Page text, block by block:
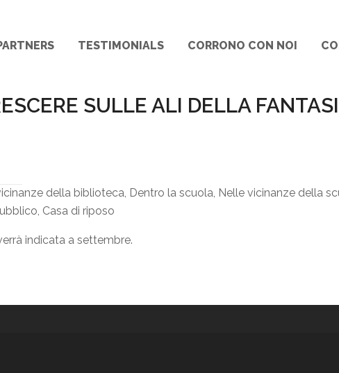
TESTIMONIALS CORRONO CON NOI
SULLE ALI DELLA
della biblioteca, Dentro la scuola, Nelle vicinanze della
Casa di riposo
indicata a settembre.